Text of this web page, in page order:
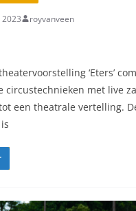
royvanveen
‘Eters’
circustechnieken met live
een theatrale vertelling.